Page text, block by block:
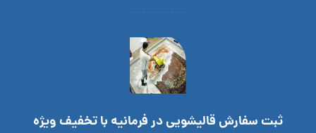
ثبت سفارش قالیشویی در فرمانیه با تخفیف ویژه